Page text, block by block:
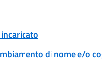
di nome e/o